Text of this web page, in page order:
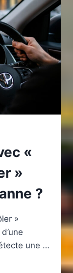
«
»
?
»
une …